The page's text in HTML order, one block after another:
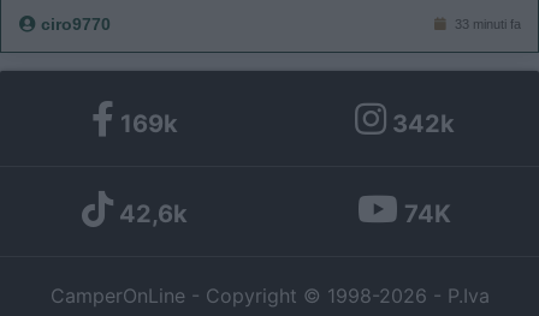
ciro9770 33 minuti fa
169k 342k
42,6k 74K
CamperOnLine - Copyright © 1998-2026 - P.Iva